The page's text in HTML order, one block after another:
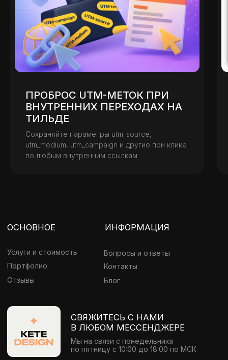
ПРОБРОС UTM-МЕТОК ПРИ
ВНУТРЕННИХ ПЕРЕХОДАХ НА
ТИЛЬДЕ
Сохраняйте параметры utm_source,
utm_medium, utm_campaign и другие при клике
по любым внутренним ссылкам